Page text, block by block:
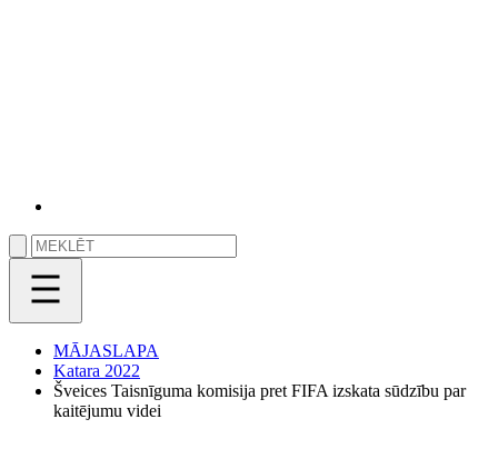
MĀJASLAPA
Katara 2022
Šveices Taisnīguma komisija pret FIFA izskata sūdzību par
kaitējumu videi